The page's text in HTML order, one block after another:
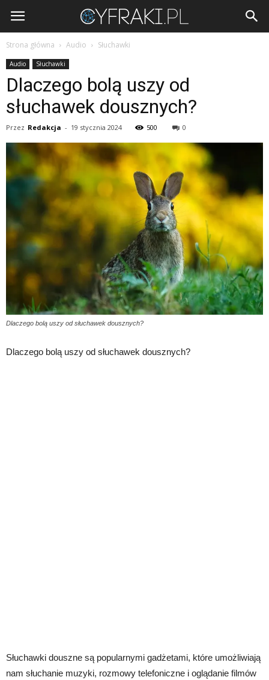
Cyfraki.pl
Strona główna Audio Słuchawki
Audio Słuchawki
Dlaczego bolą uszy od
słuchawek dousznych?
Przez Redakcja - 19 stycznia 2024 500 0
Dlaczego bolą uszy od słuchawek dousznych?
Dlaczego bolą uszy od słuchawek dousznych?
Słuchawki douszne są popularnymi gadżetami, które umożliwiają
nam słuchanie muzyki, rozmowy telefoniczne i oglądanie filmów